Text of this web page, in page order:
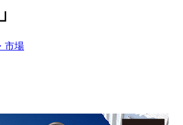
市場